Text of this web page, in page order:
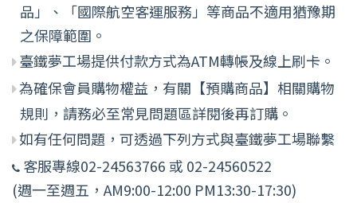
品」、「國際航空客運服務」等商品不適用猶豫期
之保障範圍。
臺鐵夢工場提供付款方式為ATM轉帳及線上刷卡。
為確保會員購物權益，有關【預購商品】相關購物
規則，請務必至常見問題區詳閱後再訂購。
如有任何問題，可透過下列方式與臺鐵夢工場聯繫
客服專線02-24563766 或 02-24560522
(週一至週五，AM9:00-12:00 PM13:30-17:30)